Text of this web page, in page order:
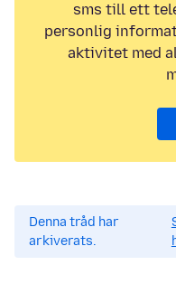
sms till ett
personlig
aktivitet med
Denna tråd har
arkiverats.